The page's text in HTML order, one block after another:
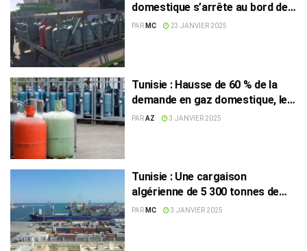
domestique s’arrête au bord de
la route
PAR MC 23 JANVIER 2025
Tunisie : Hausse de 60 % de la
demande en gaz domestique, le
ministère de l’Industrie réagit
PARAZ 3 JANVIER 2025
Tunisie : Une cargaison
algérienne de 5 300 tonnes de
gaz domestique accoste à
PAR MC 3 JANVIER 2025